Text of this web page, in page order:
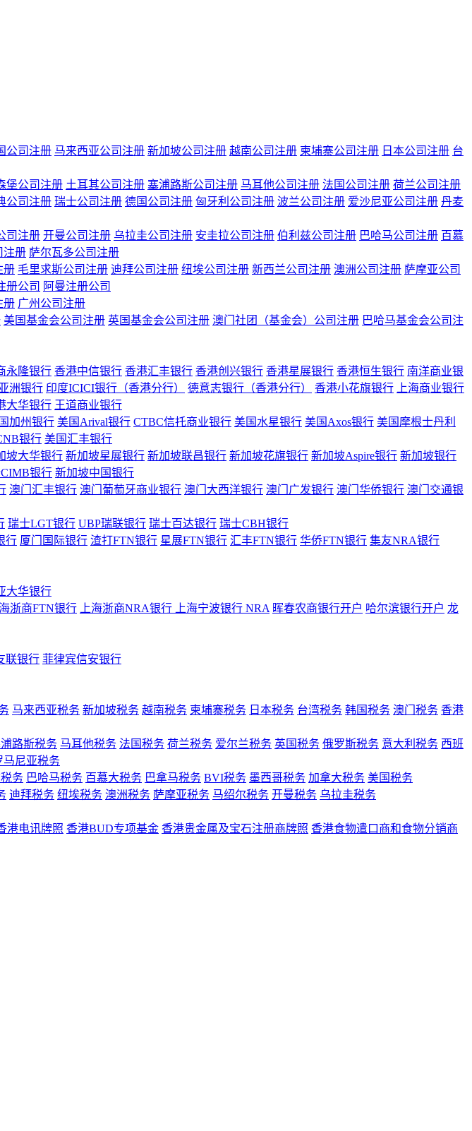
公司注册 马来西亚公司注册 新加坡公司注册 越南公司注册 柬埔寨公司注册 日本公司注册 台
堡公司注册 土耳其公司注册 塞浦路斯公司注册 马耳他公司注册 法国公司注册 荷兰公司注册
公司注册 瑞士公司注册 德国公司注册 匈牙利公司注册 波兰公司注册 爱沙尼亚公司注册 丹麦
司注册 开曼公司注册 乌拉圭公司注册 安圭拉公司注册 伯利兹公司注册 巴哈马公司注册 百慕
注册 萨尔瓦多公司注册
册 毛里求斯公司注册 迪拜公司注册 纽埃公司注册 新西兰公司注册 澳洲公司注册 萨摩亚公司
册公司 阿曼注册公司
册 广州公司注册
美国基金会公司注册 英国基金会公司注册 澳门社团（基金会）公司注册 巴哈马基金会公司注
永隆银行 香港中信银行 香港汇丰银行 香港创兴银行 香港星展银行 香港恒生银行 南洋商业银
洲银行 印度ICICI银行（香港分行） 德意志银行（香港分行） 香港小花旗银行
上海商业银行
大华银行 王道商业银行
加州银行 美国Arival银行 CTBC信托商业银行 美国水星银行 美国Axos银行 美国摩根士丹利
银行 美国汇丰银行
坡大华银行 新加坡星展银行 新加坡联昌银行 新加坡花旗银行 新加坡Aspire银行 新加坡银行
银行 新加坡中国银行
澳门汇丰银行 澳门葡萄牙商业银行 澳门大西洋银行 澳门广发银行 澳门华侨银行 澳门交通银
瑞士LGT银行 UBP瑞联银行 瑞士百达银行 瑞士CBH银行
行 厦门国际银行 渣打FTN银行 星展FTN银行 汇丰FTN银行 华侨FTN银行 集友NRA银行
大华银行
海浙商FTN银行 上海浙商NRA银行 上海宁波银行 NRA 晖春农商银行开户 哈尔滨银行开户 龙
联银行 菲律宾信安银行
马来西亚税务 新加坡税务 越南税务 柬埔寨税务 日本税务 台湾税务 韩国税务 澳门税务 香港
路斯税务 马耳他税务 法国税务 荷兰税务 爱尔兰税务 英国税务 俄罗斯税务 意大利税务 西班
马尼亚税务
务 巴哈马税务 百慕大税务 巴拿马税务 BVI税务 墨西哥税务 加拿大税务 美国税务
迪拜税务 纽埃税务 澳洲税务 萨摩亚税务 马绍尔税务 开曼税务 乌拉圭税务
港电讯牌照 香港BUD专项基金 香港贵金属及宝石注册商牌照 香港食物遣口商和食物分销商